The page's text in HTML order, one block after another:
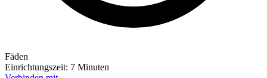
Fäden
Einrichtungszeit: 7 Minuten